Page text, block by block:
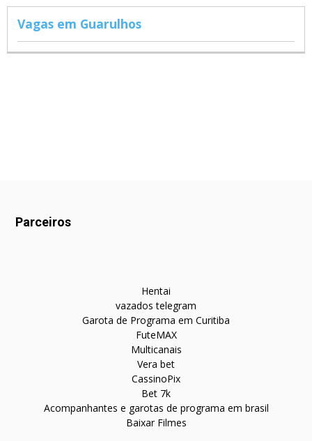
Vagas em Guarulhos
Parceiros
Hentai
vazados telegram
Garota de Programa em Curitiba
FuteMAX
Multicanais
Vera bet
CassinoPix
Bet 7k
Acompanhantes e garotas de programa em brasil
Baixar Filmes